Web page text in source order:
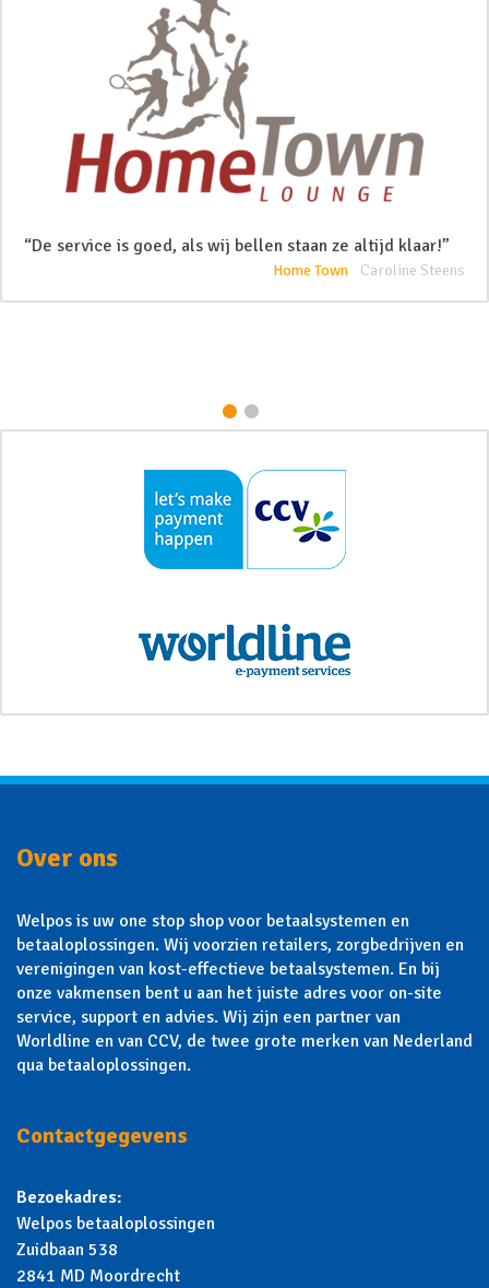
“De service is goed, als wij bellen staan ze altijd klaar!”
Home Town Caroline Steens
Over ons
Welpos is uw one stop shop voor betaalsystemen en
betaaloplossingen. Wij voorzien retailers, zorgbedrijven en
verenigingen van kost-effectieve betaalsystemen. En bij
onze vakmensen bent u aan het juiste adres voor on-site
service, support en advies. Wij zijn een partner van
Worldline en van CCV, de twee grote merken van Nederland
qua betaaloplossingen.
Contactgegevens
Bezoekadres:
Welpos betaaloplossingen
Zuidbaan 538
2841 MD Moordrecht